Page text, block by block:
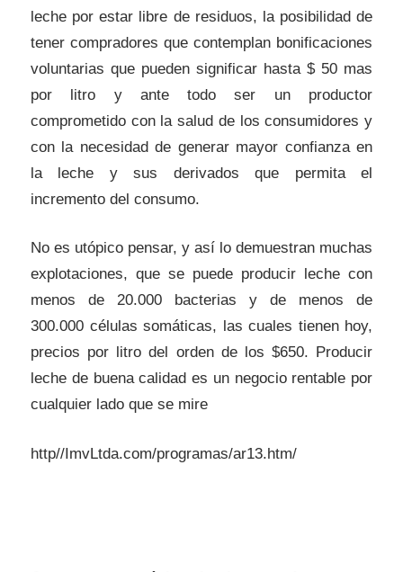
leche por estar libre de residuos, la posibilidad de
tener compradores que contemplan bonificaciones
voluntarias que pueden significar hasta $ 50 mas
por litro y ante todo ser un productor
comprometido con la salud de los consumidores y
con la necesidad de generar mayor confianza en
la leche y sus derivados que permita el
incremento del consumo.
No es utópico pensar, y así lo demuestran muchas
explotaciones, que se puede producir leche con
menos de 20.000 bacterias y de menos de
300.000 células somáticas, las cuales tienen hoy,
precios por litro del orden de los $650. Producir
leche de buena calidad es un negocio rentable por
cualquier lado que se mire
http//ImvLtda.com/programas/ar13.htm/